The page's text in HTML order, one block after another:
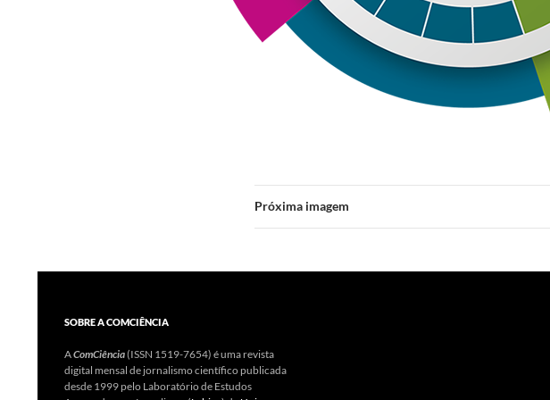
Próxima imagem
SOBRE A COMCIÊNCIA
AComCiência(ISSN 1519-7654) é uma revista
digital mensal de jornalismo científico publicada
desde 1999 pelo Laboratório de Estudos